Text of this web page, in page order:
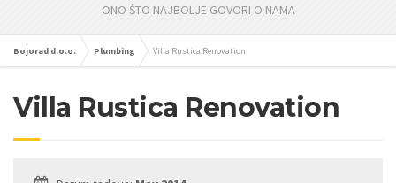
ONO ŠTO NAJBOLJE GOVORI O NAMA
Bojorad d.o.o. Plumbing Villa Rustica Renovation
Villa Rustica Renovation